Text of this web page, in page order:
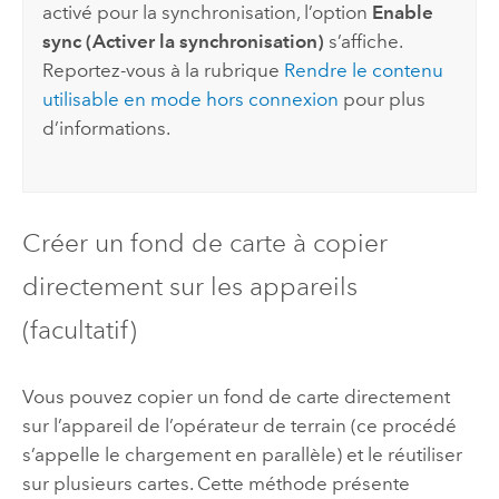
activé pour la synchronisation, l’option Enable
sync (Activer la synchronisation) s’affiche.
Reportez-vous à la rubrique Rendre le contenu
utilisable en mode hors connexion pour plus
d’informations.
Créer un fond de carte à copier
directement sur les appareils
(facultatif)
Vous pouvez copier un fond de carte directement
sur l’appareil de l’opérateur de terrain (ce procédé
s’appelle le chargement en parallèle) et le réutiliser
sur plusieurs cartes. Cette méthode présente